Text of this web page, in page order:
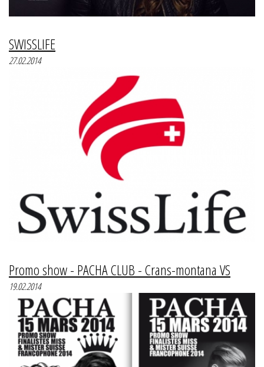
SWISSLIFE
27.02.2014
Promo show - PACHA CLUB - Crans-montana VS
19.02.2014